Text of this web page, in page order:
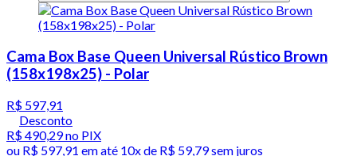
Cama Box Base Queen Universal Rústico Brown
(158x198x25) - Polar
R$ 597,91
Desconto
R$ 490,29no PIX
ou R$ 597,91 em até 10x de R$ 59,79 sem juros